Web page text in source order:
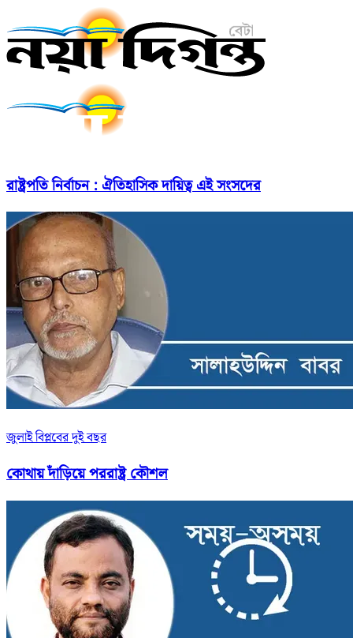
রাষ্ট্রপতি নির্বাচন : ঐতিহাসিক দায়িত্ব এই সংসদের
জুলাই বিপ্লবের দুই বছর
কোথায় দাঁড়িয়ে পররাষ্ট্র কৌশল